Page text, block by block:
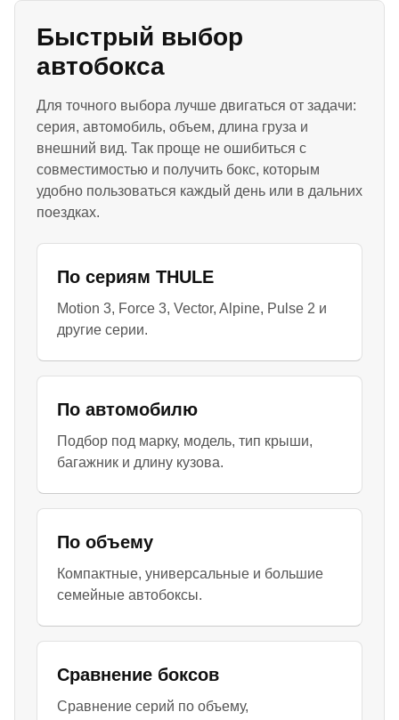
Быстрый выбор
автобокса
Для точного выбора лучше двигаться от задачи:
серия, автомобиль, объем, длина груза и
внешний вид. Так проще не ошибиться с
совместимостью и получить бокс, которым
удобно пользоваться каждый день или в дальних
поездках.
По сериям THULE
Motion 3, Force 3, Vector, Alpine, Pulse 2 и
другие серии.
По автомобилю
Подбор под марку, модель, тип крыши,
багажник и длину кузова.
По объему
Компактные, универсальные и большие
семейные автобоксы.
Сравнение боксов
Сравнение серий по объему,